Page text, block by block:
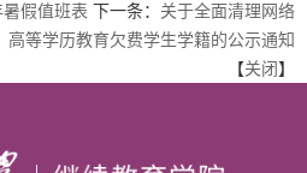
假值班表 下一条： 关于全面清理网络
高等学历教育欠费学生学籍的公示通知
【关闭】